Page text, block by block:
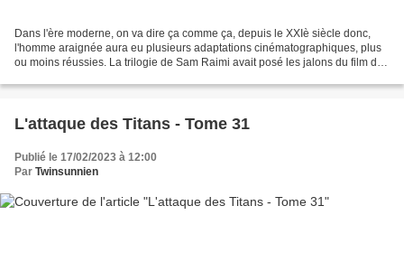
Dans l'ère moderne, on va dire ça comme ça, depuis le XXIè siècle donc,
l'homme araignée aura eu plusieurs adaptations cinématographiques, plus
ou moins réussies. La trilogie de Sam Raimi avait posé les jalons du film de
L'attaque des Titans - Tome 31
Publié le 17/02/2023 à 12:00
Par Twinsunnien